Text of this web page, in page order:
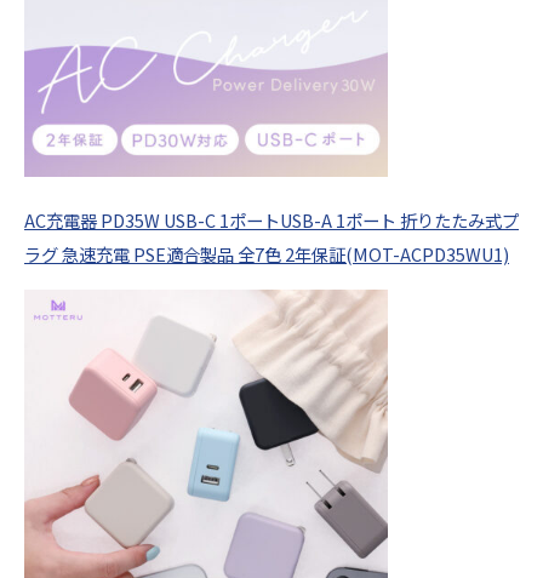
AC充電器 PD35W USB-C 1ポートUSB-A 1ポート 折りたたみ式プ
ラグ 急速充電 PSE適合製品 全7色 2年保証(MOT-ACPD35WU1)